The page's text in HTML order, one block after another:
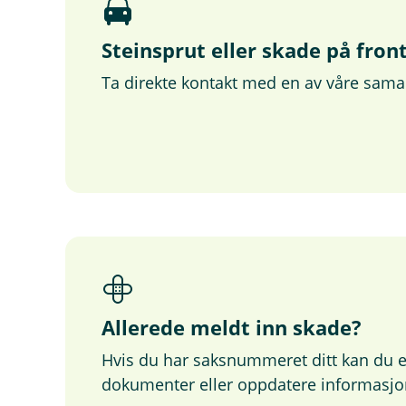
Steinsprut eller skade på
Ta direkte kontakt med en av våre
Allerede meldt inn skade?
Hvis du har saksnummeret ditt kan du
dokumenter eller oppdatere